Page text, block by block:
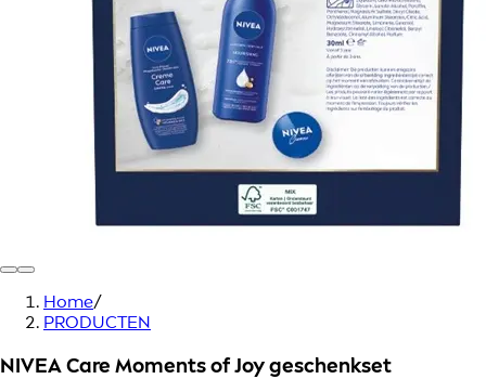
Home/
PRODUCTEN
NIVEA Care Moments of Joy geschenkset